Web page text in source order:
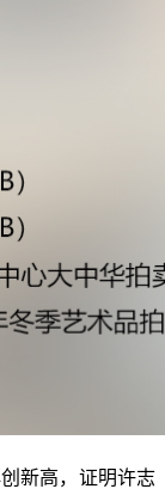
新高，证明许志